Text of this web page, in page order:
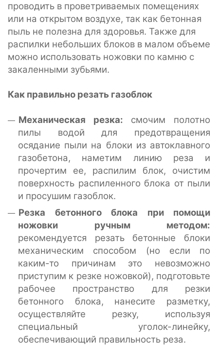
проводить в проветриваемых помещениях
или на открытом воздухе, так как бетонная
пыль не полезна для здоровья. Также для
распилки небольших блоков в малом объеме
можно использовать ножовки по камню с
закаленными зубьями.
Как правильно резать газоблок
Механическая резка: cмочим полотно
пилы водой для предотвращения
осядание пыли на блоки из автоклавного
газобетона, наметим линию реза и
прочертим ее, распилим блок, очистим
поверхность распиленного блока от пыли
и просушим газоблок.
Резка бетонного блока при помощи
ножовки ручным методом:
рекомендуется резать бетонные блоки
механическим способом (но если по
каким-то причинам это невозможно
приступим к резке ножовкой), подготовьте
рабочее пространство для резки
бетонного блока, нанесите разметку,
осуществляйте резку, используя
специальный уголок-линейку,
обеспечивающий правильность реза.